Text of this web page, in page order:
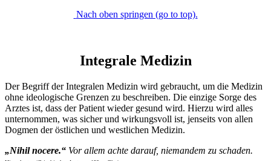
Nach oben springen (go to top).
Integrale Medizin
Der Begriff der Integralen Medizin wird gebraucht, um die Medizin
ohne ideologische Grenzen zu beschreiben. Die einzige Sorge des
Arztes ist, dass der Patient wieder gesund wird. Hierzu wird alles
unternommen, was sicher und wirkungsvoll ist, jenseits von allen
Dogmen der östlichen und westlichen Medizin.
„Nihil nocere.“ Vor allem achte darauf, niemandem zu schaden.